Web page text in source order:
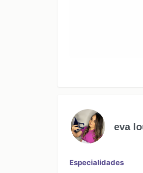
eva
Especialidades